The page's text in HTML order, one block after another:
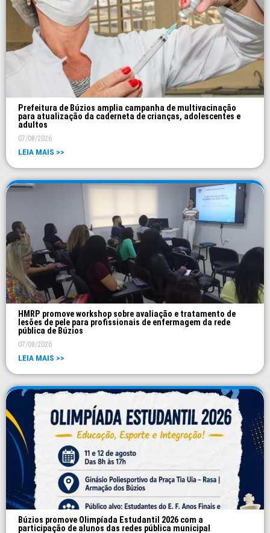
Prefeitura de Búzios amplia campanha de multivacinação
para atualização da caderneta de crianças, adolescentes e
adultos
07/08/2026
LEIA MAIS >>
HMRP promove workshop sobre avaliação e tratamento de
lesões de pele para profissionais de enfermagem da rede
pública de Búzios
07/08/2026
LEIA MAIS >>
Búzios promove Olimpíada Estudantil 2026 com a
participação de alunos das redes pública municipal